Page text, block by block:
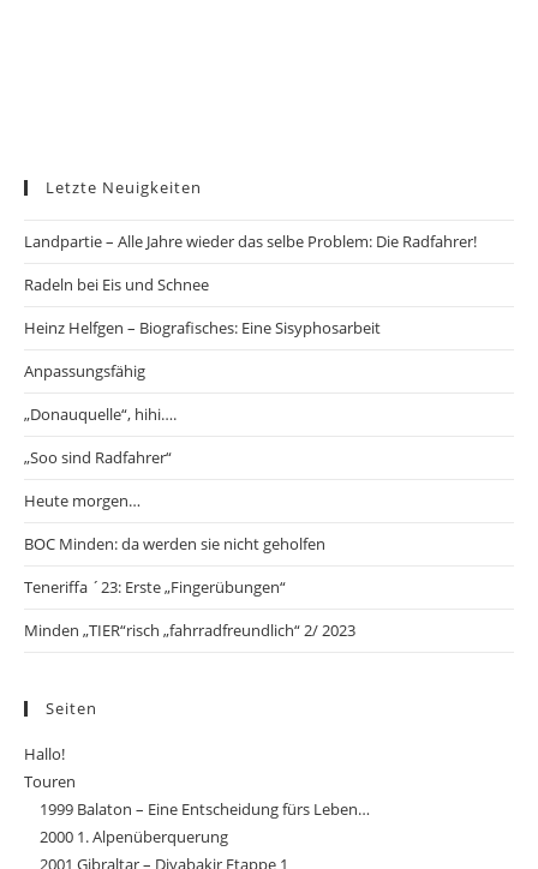
Letzte Neuigkeiten
Landpartie – Alle Jahre wieder das selbe Problem: Die Radfahrer!
Radeln bei Eis und Schnee
Heinz Helfgen – Biografisches: Eine Sisyphosarbeit
Anpassungsfähig
„Donauquelle“, hihi….
„Soo sind Radfahrer“
Heute morgen…
BOC Minden: da werden sie nicht geholfen
Teneriffa ´23: Erste „Fingerübungen“
Minden „TIER“risch „fahrradfreundlich“ 2/ 2023
Seiten
Hallo!
Touren
1999 Balaton – Eine Entscheidung fürs Leben…
2000 1. Alpenüberquerung
2001 Gibraltar – Diyabakir Etappe 1